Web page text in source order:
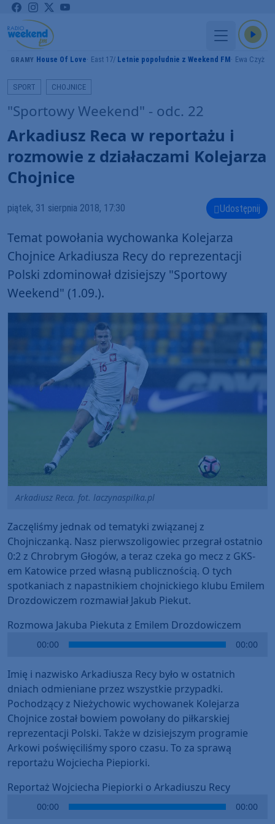
GRAMY House Of Love East 17 Letnie popołudnie z Weekend FM Ewa Czyż
SPORT CHOJNICE
"Sportowy Weekend" - odc. 22
Arkadiusz Reca w reportażu i
rozmowie z działaczami Kolejarza
Chojnice
piątek, 31 sierpnia 2018, 17:30 Udostępnij
Temat powołania wychowanka Kolejarza
Chojnice Arkadiusza Recy do reprezentacji
Polski zdominował dzisiejszy "Sportowy
Weekend" (1.09.).
Arkadiusz Reca. fot. laczynaspilka.pl
Zaczęliśmy jednak od tematyki związanej z
Chojniczanką. Nasz pierwszoligowiec przegrał ostatnio
0:2 z Chrobrym Głogów, a teraz czeka go mecz z GKS-
em Katowice przed własną publicznością. O tych
spotkaniach z napastnikiem chojnickiego klubu Emilem
Drozdowiczem rozmawiał Jakub Piekut.
Rozmowa Jakuba Piekuta z Emilem Drozdowiczem
00:00 00:00
Imię i nazwisko Arkadiusza Recy było w ostatnich
dniach odmieniane przez wszystkie przypadki.
Pochodzący z Nieżychowic wychowanek Kolejarza
Chojnice został bowiem powołany do piłkarskiej
reprezentacji Polski. Także w dzisiejszym programie
Arkowi poświęciliśmy sporo czasu. To za sprawą
reportażu Wojciecha Piepiorki.
Reportaż Wojciecha Piepiorki o Arkadiuszu Recy
00:00 00:00